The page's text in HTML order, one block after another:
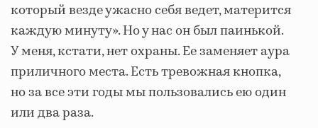
который везде ужасно себя ведет, матерится
каждую минуту». Но у нас он был паинькой.
У меня, кстати, нет охраны. Ее заменяет аура
приличного места. Есть тревожная кнопка,
но за все эти годы мы пользовались ею один
или два раза.